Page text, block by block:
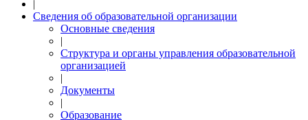
|
Сведения об образовательной организации
Основные сведения
|
Структура и органы управления образовательной
организацией
|
Документы
|
Образование